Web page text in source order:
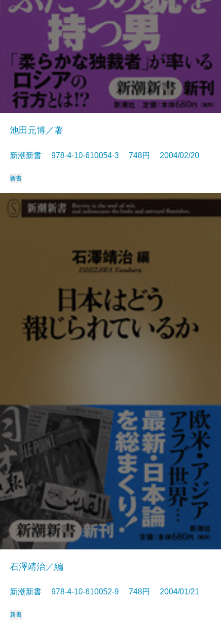
池田元博／著
新潮新書 978-4-10-610054-3 748円 2004/02/20
新書
石澤靖治／編
新潮新書 978-4-10-610052-9 748円 2004/01/21
新書